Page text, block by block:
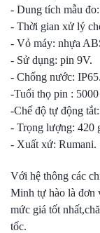
- Dung tích mẫu
- Thời gian xử lý
- Vỏ máy: nhựa
- Sử dụng: pin 9V.
- Chống nước: IP65.
-Tuổi thọ pin :
-Chế độ tự động
- Trọng lượng: 420
- Xuất xứ: Rumani.
Với hệ thông các
Minh tự hào là đơn
mức giá tốt
tốc.